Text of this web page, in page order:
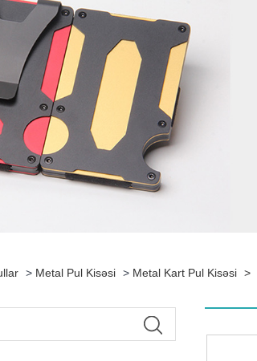
> Metal Pul Kisəsi > Metal Kart Pul Kisəsi >